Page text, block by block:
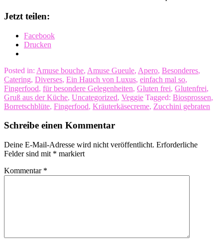
Jetzt teilen:
Facebook
Drucken
Posted in: Amuse bouche, Amuse Gueule, Apero, Besonderes,
Catering, Diverses, Ein Hauch von Luxus, einfach mal so,
Fingerfood, für besondere Gelegenheiten, Gluten frei, Glutenfrei,
Gruß aus der Küche, Uncategorized, Veggie Tagged: Biosprossen,
Borretschblüte, Fingerfood, Kräuterkäsecreme, Zucchini gebraten
Schreibe einen Kommentar
Deine E-Mail-Adresse wird nicht veröffentlicht. Erforderliche
Felder sind mit * markiert
Kommentar *